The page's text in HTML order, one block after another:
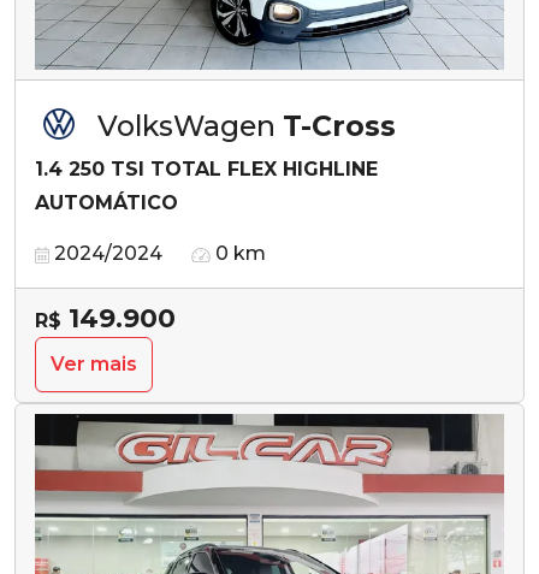
VolksWagen T-Cross
1.4 250 TSI TOTAL FLEX HIGHLINE
AUTOMÁTICO
2024/2024 0 km
R$ 149.900
Ver mais